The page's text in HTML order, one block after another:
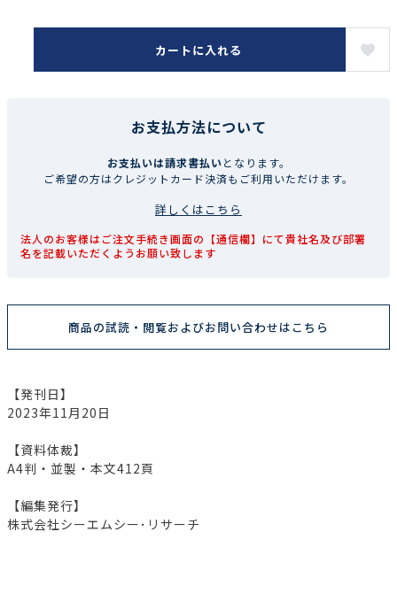
カートに入れる
お支払方法について
お支払いは請求書払いとなります。
ご希望の方はクレジットカード決済もご利用いただけます。
詳しくはこちら
法人のお客様はご注文手続き画面の【通信欄】にて貴社名及び部署
名を記載いただくようお願い致します
商品の試読・閲覧およびお問い合わせはこちら
【発刊日】
2023年11月20日
【資料体裁】
A4判・並製・本文412頁
【編集発行】
株式会社シーエムシー･リサーチ